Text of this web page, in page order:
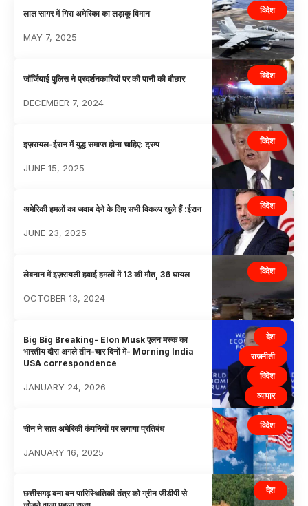
विदेश
लाल सागर में गिरा अमेरिका का लड़ाकू विमान
MAY 7, 2025
विदेश
जॉर्जियाई पुलिस ने प्रदर्शनकारियों पर की पानी की बौछार
DECEMBER 7, 2024
विदेश
इज़रायल-ईरान में युद्ध समाप्त होना चाहिए: ट्रम्प
JUNE 15, 2025
विदेश
अमेरिकी हमलों का जवाब देने के लिए सभी विकल्प खुले हैं :ईरान
JUNE 23, 2025
विदेश
लेबनान में इज़रायली हवाई हमलों में 13 की मौत, 36 घायल
OCTOBER 13, 2024
देश
राजनीती
विदेश
व्यापार
Big Big Breaking- Elon Musk एलन मस्क का
भारतीय दौरा अगले तीन-चार दिनों में- Morning India
USA correspondence
JANUARY 24, 2026
विदेश
चीन ने सात अमेरिकी कंपनियों पर लगाया प्रतिबंध
JANUARY 16, 2025
देश
छत्तीसगढ़ बना वन पारिस्थितिकी तंत्र को ग्रीन जीडीपी से